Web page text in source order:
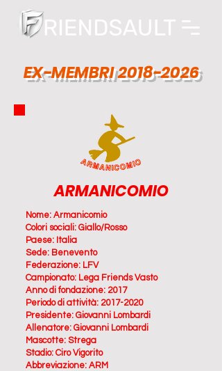
EX-MEMBRI2018-2026
ARMANICOMIO
Nome: Armanicomio
Colori sociali: Giallo/Rosso
Paese: Italia
Sede: Benevento
Federazione: LFV
Campionato: Lega Friends Vasto
Anno di fondazione: 2017
Periodo di attività: 2017-2020
Presidente: Giovanni Lombardi
Allenatore: Giovanni Lombardi
Mascotte: Strega
Stadio: Ciro Vigorito
Abbreviazione: ARM